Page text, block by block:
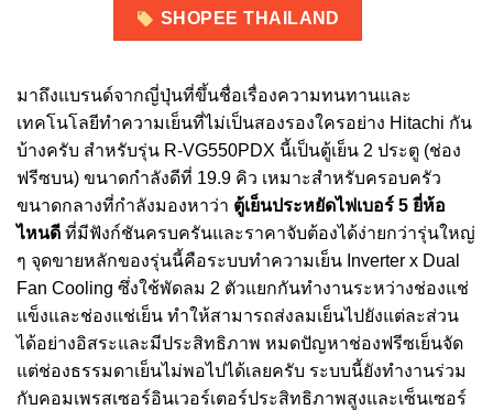
SHOPEE THAILAND
มาถึงแบรนด์จากญี่ปุ่นที่ขึ้นชื่อเรื่องความทนทานและ
เทคโนโลยีทำความเย็นที่ไม่เป็นสองรองใครอย่าง Hitachi กัน
บ้างครับ สำหรับรุ่น R-VG550PDX นี้เป็นตู้เย็น 2 ประตู (ช่อง
ฟรีซบน) ขนาดกำลังดีที่ 19.9 คิว เหมาะสำหรับครอบครัว
ขนาดกลางที่กำลังมองหาว่า ตู้เย็นประหยัดไฟเบอร์ 5 ยี่ห้อ
ไหนดี ที่มีฟังก์ชันครบครันและราคาจับต้องได้ง่ายกว่ารุ่นใหญ่
ๆ จุดขายหลักของรุ่นนี้คือระบบทำความเย็น Inverter x Dual
Fan Cooling ซึ่งใช้พัดลม 2 ตัวแยกกันทำงานระหว่างช่องแช่
แข็งและช่องแช่เย็น ทำให้สามารถส่งลมเย็นไปยังแต่ละส่วน
ได้อย่างอิสระและมีประสิทธิภาพ หมดปัญหาช่องฟรีซเย็นจัด
แต่ช่องธรรมดาเย็นไม่พอไปได้เลยครับ ระบบนี้ยังทำงานร่วม
กับคอมเพรสเซอร์อินเวอร์เตอร์ประสิทธิภาพสูงและเซ็นเซอร์